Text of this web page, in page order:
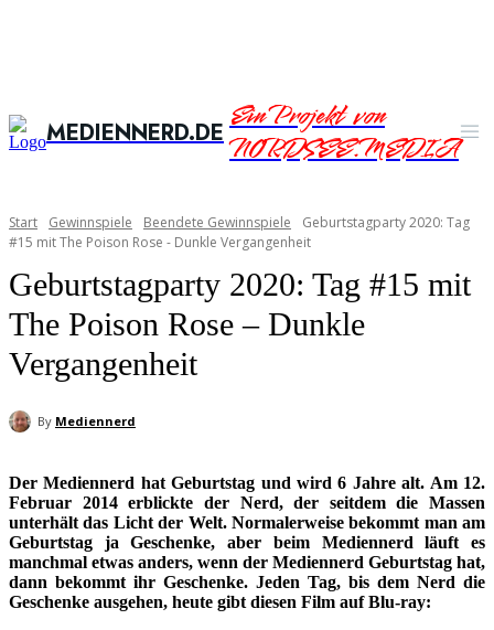
MEDIENNERD.DEEin Projekt von
NORDSEE.MEDIA
Start Gewinnspiele Beendete Gewinnspiele
Geburtstagparty 2020: Tag
#15 mit The Poison Rose - Dunkle Vergangenheit
Geburtstagparty 2020: Tag #15 mit
The Poison Rose – Dunkle
Vergangenheit
By Mediennerd
Der Mediennerd hat Geburtstag und wird 6 Jahre alt. Am 12.
Februar 2014 erblickte der Nerd, der seitdem die Massen
unterhält das Licht der Welt. Normalerweise bekommt man am
Geburtstag ja Geschenke, aber beim Mediennerd läuft es
manchmal etwas anders, wenn der Mediennerd Geburtstag hat,
dann bekommt ihr Geschenke. Jeden Tag, bis dem Nerd die
Geschenke ausgehen, heute gibt diesen Film auf Blu-ray: